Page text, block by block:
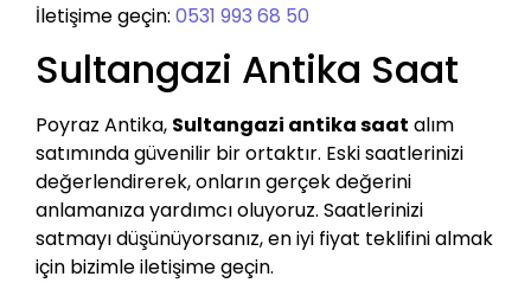
İletişime geçin: 0531 993 68 50
Sultangazi Antika Saat
Poyraz Antika, Sultangazi antika saat alım
satımında güvenilir bir ortaktır. Eski saatlerinizi
değerlendirerek, onların gerçek değerini
anlamanıza yardımcı oluyoruz. Saatlerinizi
satmayı düşünüyorsanız, en iyi fiyat teklifini almak
için bizimle iletişime geçin.